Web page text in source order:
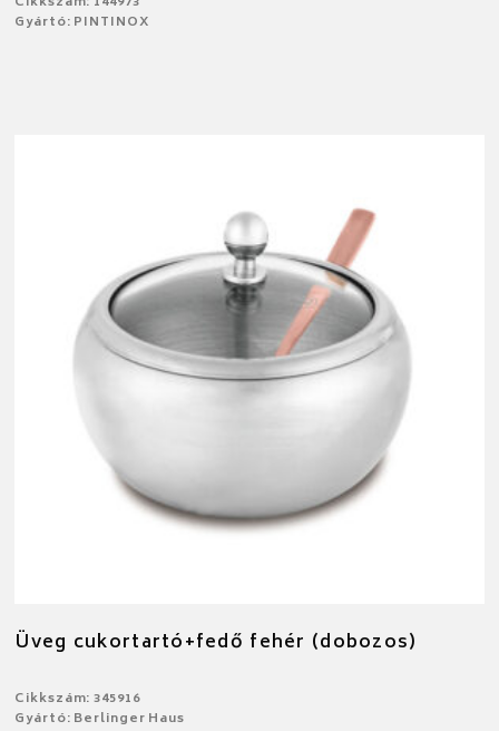
Gyártó: PINTINOX
Üveg cukortartó+fedő fehér (dobozos)
Cikkszám: 345916
Gyártó: Berlinger Haus